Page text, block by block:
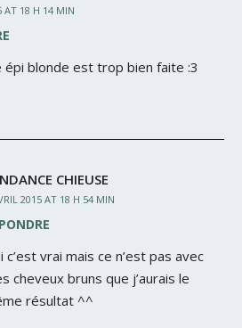
AT 18 H 14 MIN
épi blonde est trop bien faite :3
CHIEUSE
2015 AT 18 H 54 MIN
c’est vrai mais ce n’est pas avec
cheveux bruns que j’aurais le
résultat ^^